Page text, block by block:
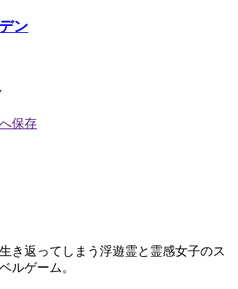
ン
き返ってしまう浮遊霊と霊感女子のス
ルゲーム。